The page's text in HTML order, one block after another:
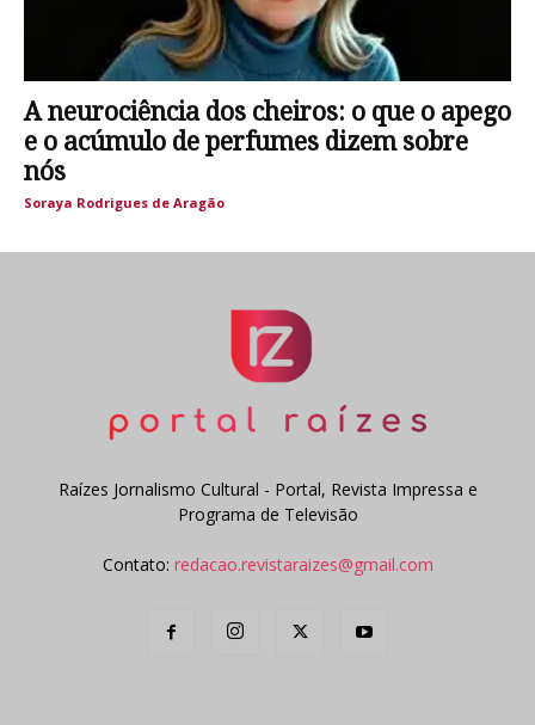
A neurociência dos cheiros: o que o apego
e o acúmulo de perfumes dizem sobre
nós
Soraya Rodrigues de Aragão
Raízes Jornalismo Cultural - Portal, Revista Impressa e
Programa de Televisão
Contato: redacao.revistaraizes@gmail.com